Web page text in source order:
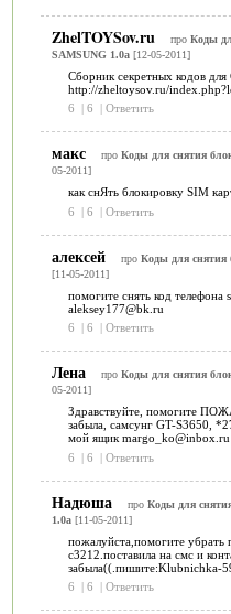
ZhelTOYSov.ru про Коды
SAMSUNG 1.0a[12-05-2011]
Сборник секретных кодов для
http://zheltoysov.ru/
6
| 6 | Ответить
макс про Коды для снятия
05-2011]
как снЯть блокировку SIM
6
| 6 | Ответить
алексей про Коды для снятия
[11-05-2011]
помогите снять код телефона
aleksey177@bk.ru
6
| 6 | Ответить
Лена про Коды для снятия
05-2011]
Здравствуйте, помогите
забыла, самсунг GT-S3650,
мой ящик margo_ko@inbox.ru
6
| 6 | Ответить
Надюша про Коды для
1.0a[11-05-2011]
пожалуйста,помогите убрать
c3212.поставила на смс и
забыла((.пишите:Klubnichka-
6
| 6 | Ответить